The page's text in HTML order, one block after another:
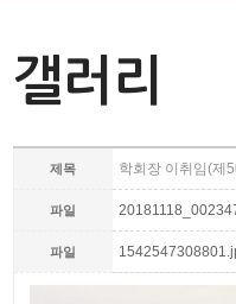
갤러리
제목 학회장 이취임(제
파일
파일